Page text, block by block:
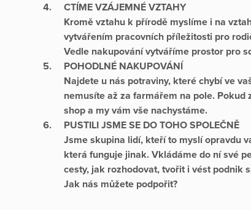
CTÍME VZÁJEMNÉ VZTAHY
Kromě vztahu k přírodě myslíme i na
vytvářením pracovních příležitosti pro
Vedle nakupování vytváříme prostor pro
POHODLNÉ NAKUPOVÁNÍ
Najdete u nás potraviny, které chybí ve
nemusíte až za farmářem na pole.
shop a my vám vše nachystáme.
PUSTILI JSME SE DO TOHO SPOLEČNĚ
Jsme skupina lidí, kteří to myslí opravdu
která funguje jinak. Vkládáme do ní své
cesty, jak rozhodovat, tvořit i vést podnik
Jak nás můžete podpořit?